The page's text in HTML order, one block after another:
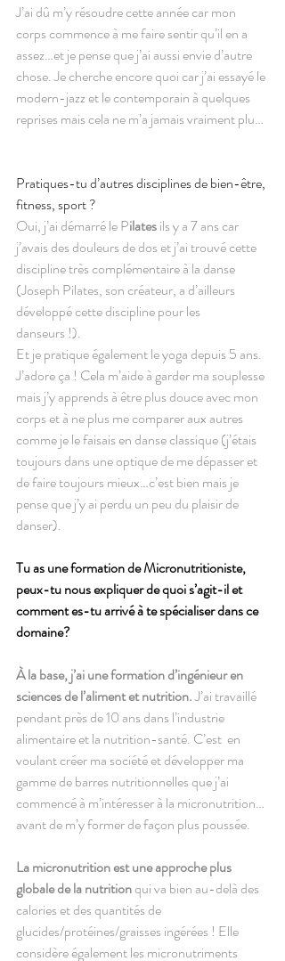
J’ai dû m’y résoudre cette année car mon
corps commence à me faire sentir qu’il en a
assez…et je pense que j’ai aussi envie d’autre
chose. Je cherche encore quoi car j’ai essayé le
modern-jazz et le contemporain à quelques
reprises mais cela ne m’a jamais vraiment plu…
Pratiques-tu d’autres disciplines de bien-être,
fitness, sport ?
Oui, j’ai démarré le Pilates ils y a 7 ans car
j’avais des douleurs de dos et j’ai trouvé cette
discipline très complémentaire à la danse
(Joseph Pilates, son créateur, a d’ailleurs
développé cette discipline pour les
danseurs !).
Et je pratique également le yoga depuis 5 ans.
J’adore ça ! Cela m’aide à garder ma souplesse
mais j’y apprends à être plus douce avec mon
corps et à ne plus me comparer aux autres
comme je le faisais en danse classique (j’étais
toujours dans une optique de me dépasser et
de faire toujours mieux…c’est bien mais je
pense que j’y ai perdu un peu du plaisir de
danser).
Tu as une formation de Micronutritioniste,
peux-tu nous expliquer de quoi s’agit-il et
comment es-tu arrivé à te spécialiser dans ce
domaine?
À la base, j’ai une formation d’ingénieur en
sciences de l’aliment et nutrition. J’ai travaillé
pendant près de 10 ans dans l’industrie
alimentaire et la nutrition-santé. C’est  en
voulant créer ma société et développer ma
gamme de barres nutritionnelles que j’ai
commencé à m’intéresser à la micronutrition…
avant de m’y former de façon plus poussée.
La micronutrition est une approche plus
globale de la nutrition qui va bien au-delà des
calories et des quantités de
glucides/protéines/graisses ingérées ! Elle
considère également les micronutriments